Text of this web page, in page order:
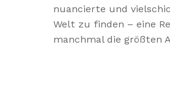
nuancierte und
Welt zu finden – eine
manchmal die größten